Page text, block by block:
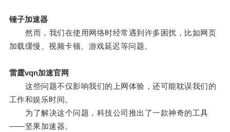
锤子加速器
然而，我们在使用网络时经常遇到许多困扰，比如网页
加载缓慢、视频卡顿、游戏延迟等问题。
雷霆vqn加速官网
这些问题不仅影响我们的上网体验，还可能耽误我们的
工作和娱乐时间。
为了解决这个问题，科技公司推出了一款神奇的工具
——坚果加速器。